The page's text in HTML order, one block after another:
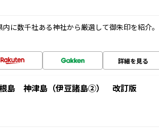
に数千社ある神社から厳選して御朱印を紹介。
詳細を見る
神津島（伊豆諸島②） 改訂版